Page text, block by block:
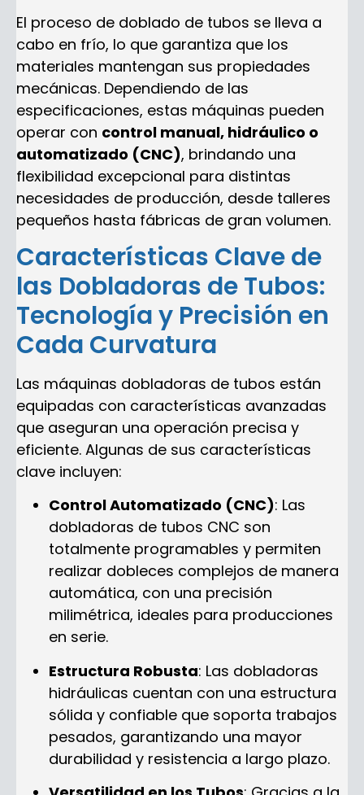
El proceso de doblado de tubos se lleva a
cabo en frío, lo que garantiza que los
materiales mantengan sus propiedades
mecánicas. Dependiendo de las
especificaciones, estas máquinas pueden
operar con control manual, hidráulico o
automatizado (CNC), brindando una
flexibilidad excepcional para distintas
necesidades de producción, desde talleres
pequeños hasta fábricas de gran volumen.
Características Clave de
las Dobladoras de Tubos:
Tecnología y Precisión en
Cada Curvatura
Las máquinas dobladoras de tubos están
equipadas con características avanzadas
que aseguran una operación precisa y
eficiente. Algunas de sus características
clave incluyen:
Control Automatizado (CNC): Las
dobladoras de tubos CNC son
totalmente programables y permiten
realizar dobleces complejos de manera
automática, con una precisión
milimétrica, ideales para producciones
en serie.
Estructura Robusta: Las dobladoras
hidráulicas cuentan con una estructura
sólida y confiable que soporta trabajos
pesados, garantizando una mayor
durabilidad y resistencia a largo plazo.